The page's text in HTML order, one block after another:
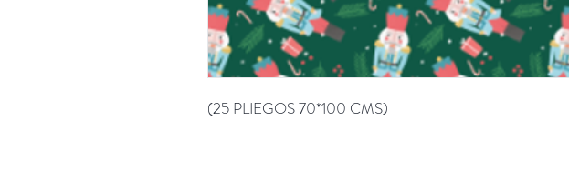
(25 PLIEGOS 70*100 CMS)